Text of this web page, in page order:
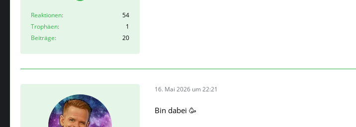
Reaktionen
54
Trophäen
1
Beiträge
20
16. Mai 2026 um 22:21
Bin dabei 🥳